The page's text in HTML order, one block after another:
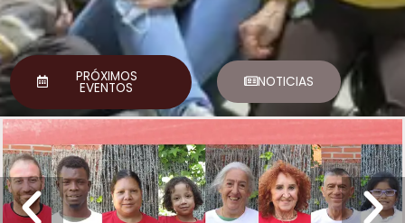
PRÓXIMOS
EVENTOS NOTICIAS